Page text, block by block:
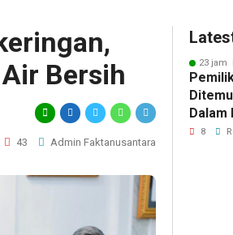
Bersih
43 Admin Faktanusantara
23 jam
Dalam
Selidiki
8